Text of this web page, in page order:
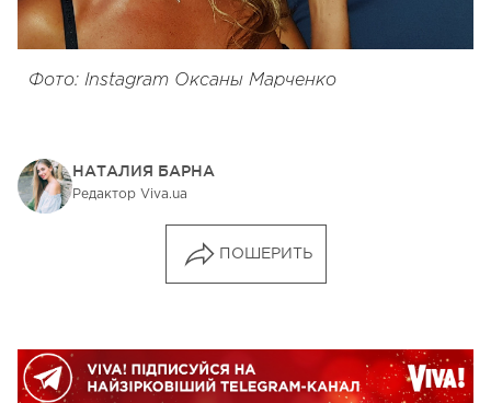
Фото: Instagram Оксаны Марченко
НАТАЛИЯ БАРНА
Редактор Viva.ua
ПОШЕРИТЬ